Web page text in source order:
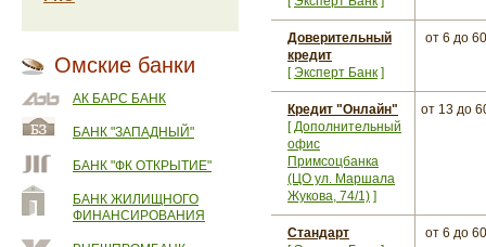
Омские банки
АК БАРС БАНК
БАНК "ЗАПАДНЫЙ"
БАНК "ФК ОТКРЫТИЕ"
БАНК ЖИЛИЩНОГО
ФИНАНСИРОВАНИЯ
Доверительный
кредит
[Эксперт Банк ]
от 6 до 60
Кредит "Онлайн"
[Дополнительный
офис
Примсоцбанка
(ЦО ул. Маршала
Жукова, 74/1) ]
от 13 до
Стандарт
от 6 до 60